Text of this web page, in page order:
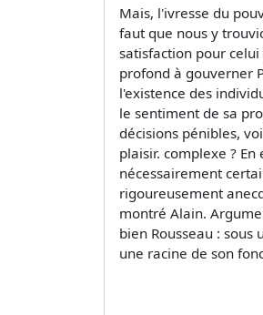
Mais, l'ivresse du
faut que nous y
satisfaction pour
profond à gouverner
l'existence des
le sentiment de sa
décisions pénibles,
plaisir. complexe ?
nécessairement
rigoureusement
montré Alain.
bien Rousseau :
une racine de son